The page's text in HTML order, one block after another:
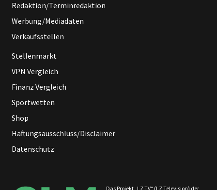
Redaktion/Terminredaktion
Werbung/Mediadaten
Verkaufsstellen
Stellenmarkt
VPN Vergleich
Finanz Vergleich
Sportwetten
Shop
Haftungsausschluss/Disclaimer
Datenschutz
Das Projekt „LZ TV“ (LZ Television) der